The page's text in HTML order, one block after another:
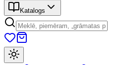
Katalogs